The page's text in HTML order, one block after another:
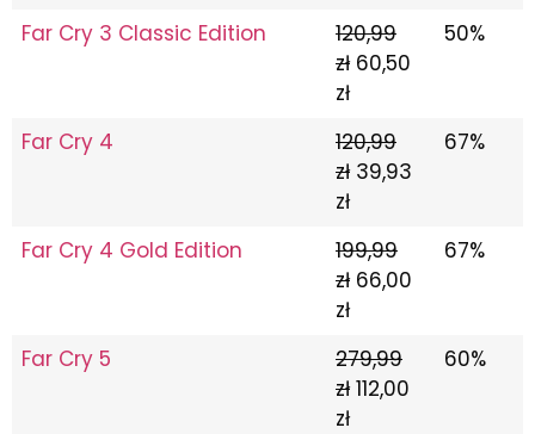
Far Cry 3 Classic Edition
120,99
zł 60,50
zł
50%
Far Cry 4
120,99
zł 39,93
zł
67%
Far Cry 4 Gold Edition
199,99
zł 66,00
zł
67%
Far Cry 5
279,99
zł 112,00
zł
60%